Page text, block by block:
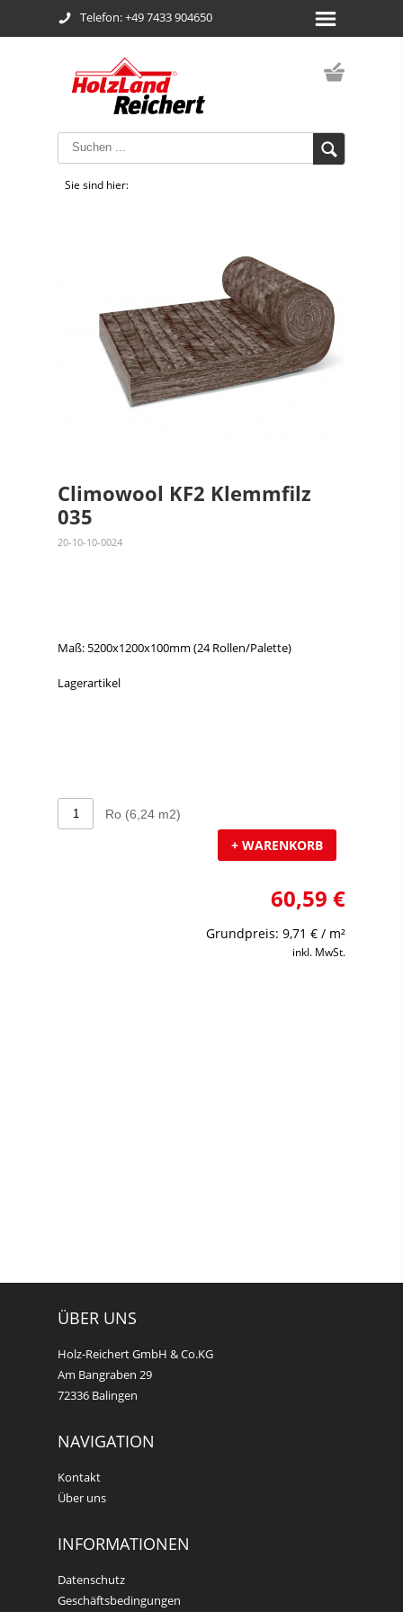
Telefon: +49 7433 904650
Sie sind hier:
Climowool KF2 Klemmfilz
035
20-10-10-0024
Maß: 5200x1200x100mm (24 Rollen/Palette)
Lagerartikel
+ WARENKORB
60,59 €
Grundpreis: 9,71 € / m²
inkl. MwSt.
ÜBER UNS
Holz-Reichert GmbH & Co.KG
Am Bangraben 29
72336 Balingen
NAVIGATION
Kontakt
Über uns
INFORMATIONEN
Datenschutz
Geschäftsbedingungen